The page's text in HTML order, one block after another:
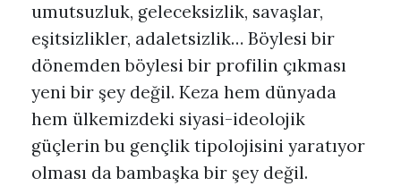
umutsuzluk, geleceksizlik, savaşlar,
eşitsizlikler, adaletsizlik… Böylesi bir
dönemden böylesi bir profilin çıkması
yeni bir şey değil. Keza hem dünyada
hem ülkemizdeki siyasi-ideolojik
güçlerin bu gençlik tipolojisini yaratıyor
olması da bambaşka bir şey değil.